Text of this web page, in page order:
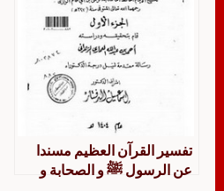
تفسير القرآن العظيم مسندا
عن الرسول ﷺ و الصحابة و